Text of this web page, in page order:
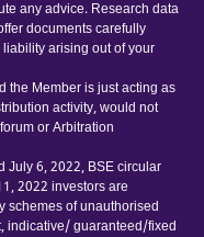
any advice. Research data
documents carefully
arising out of your
the Member is just acting as
activity, would not
or Arbitration
July 6, 2022, BSE circular
2022 investors are
schemes of unauthorised
indicative/ guaranteed/fixed